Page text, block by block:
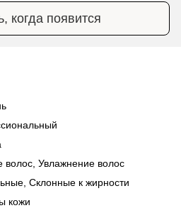
когда появится
волос, Увлажнение волос
Склонные к жирности
кожи